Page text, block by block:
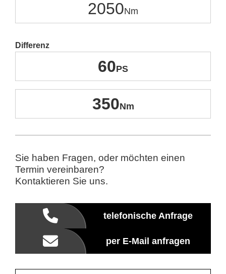
2050
Differenz
60
350
Sie haben Fragen, oder möchten einen
Termin vereinbaren?
Kontaktieren Sie uns.
telefonische Anfrage
per E-Mail anfragen